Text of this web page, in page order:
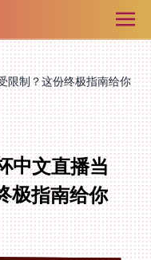
限制？这份终极指南给你
中文直播当
极指南给你